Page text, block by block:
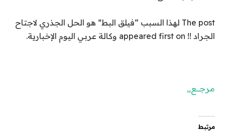
The post لهذا السبب “فيلق البط” هو الحل الجذري لاجتاح
الجراد !! appeared first on وكالة عربي اليوم الإخبارية.
مرجـــع,,
مرتبط